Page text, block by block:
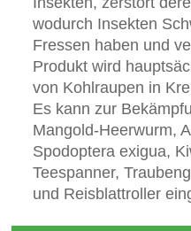
wodurch Insekten
Fressen haben und
Produkt wird
von Kohlraupen in
Es kann zur
Mangold-Heerwurm,
Spodoptera exigua,
Teespanner,
und Reisblattroller